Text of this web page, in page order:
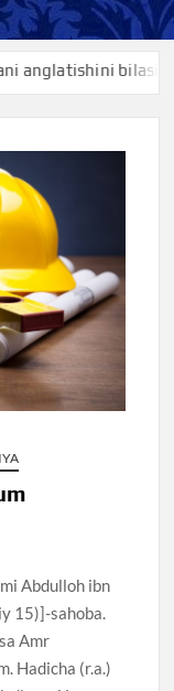
bilasizmi
Abdulloh ibn
15)]-sahoba.
Amr
Hadicha (r.a.)